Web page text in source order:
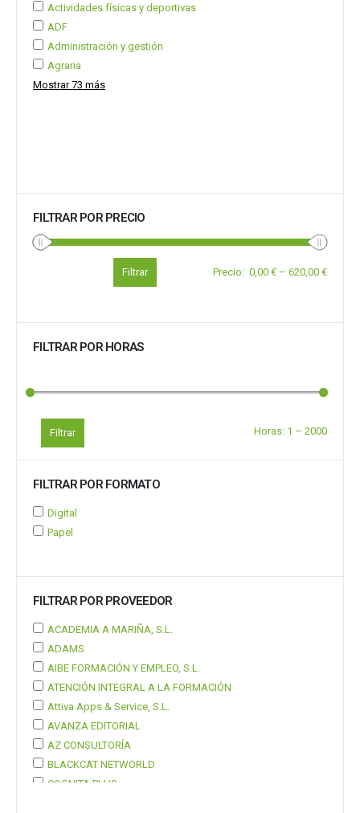
Actividades físicas y deportivas
ADF
Administración y gestión
Agraria
Mostrar 73 más
FILTRAR POR PRECIO
Filtrar Precio: 0,00 € – 620,00 €
FILTRAR POR HORAS
Filtrar Horas: 1 – 2000
FILTRAR POR FORMATO
Digital
Papel
FILTRAR POR PROVEEDOR
ACADEMIA A MARIÑA, S.L.
ADAMS
AIBE FORMACIÓN Y EMPLEO, S.L.
ATENCIÓN INTEGRAL A LA FORMACIÓN
Attiva Apps & Service, S.L.
AVANZA EDITORIAL
AZ CONSULTORÍA
BLACKCAT NETWORLD
COGNITA PLUS